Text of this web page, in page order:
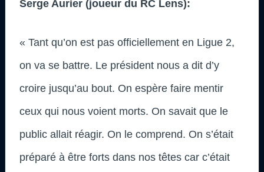
Serge Aurier (joueur du RC Lens):
« Tant qu’on est pas officiellement en Ligue 2,
on va se battre. Le président nous a dit d’y
croire jusqu’au bout. On espère faire mentir
ceux qui nous voient morts. On savait que le
public allait réagir. On le comprend. On s’était
préparé à être forts dans nos têtes car c’était